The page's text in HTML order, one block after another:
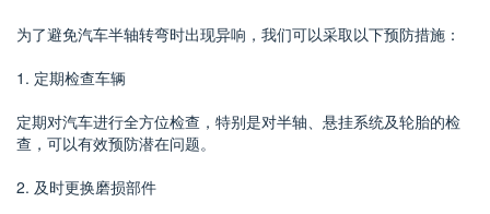
为了避免汽车半轴转弯时出现异响，我们可以采取以下预防措施：
1. 定期检查车辆
定期对汽车进行全方位检查，特别是对半轴、悬挂系统及轮胎的检
查，可以有效预防潜在问题。
2. 及时更换磨损部件